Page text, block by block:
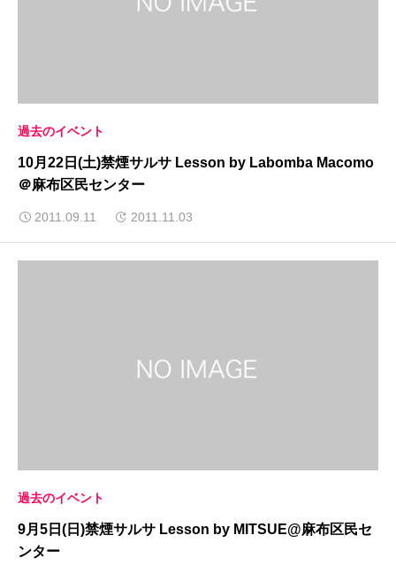
過去のイベント
10月22日(土)禁煙サルサ Lesson by Labomba Macomo
＠麻布区民センター
2011.09.11 2011.11.03
過去のイベント
9月5日(日)禁煙サルサ Lesson by MITSUE@麻布区民セ
ンター